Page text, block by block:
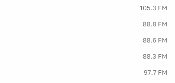
105.3 FM
88.8 FM
88.6 FM
88.3 FM
97.7 FM